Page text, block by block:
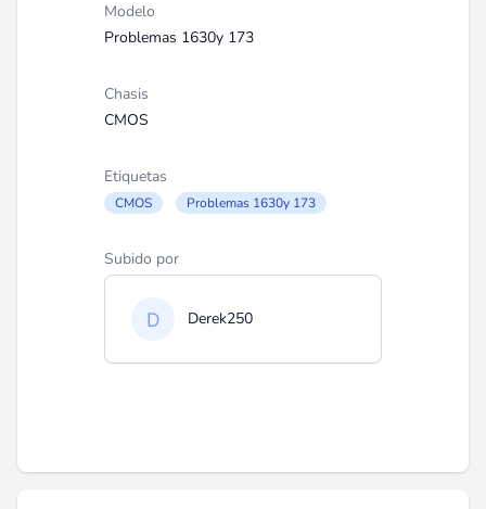
Modelo
Problemas 1630y 173
Chasis
CMOS
Etiquetas
CMOS Problemas 1630y 173
Subido por
Derek250